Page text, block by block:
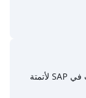
نربط بيانات الجودة مع أنظمة التصنيع والتحليلات في SAP لأتمتة